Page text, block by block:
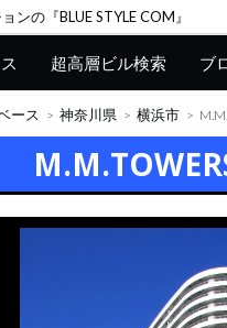
ンの『BLUE STYLE COM』
超高層ビル検索 ブ
ース 神奈川県 横浜市